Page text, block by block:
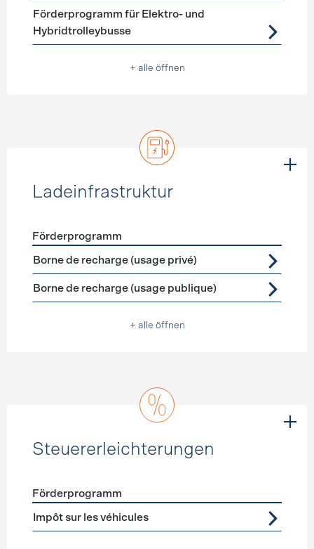
Förderprogramm für Elektro- und
Hybridtrolleybusse
+ alle öffnen
Ladeinfrastruktur
Förderprogramme Ladeinfrastruktur
Förderprogramm
Borne de recharge (usage privé)
Borne de recharge (usage publique)
+ alle öffnen
Steuererleichterungen
Förderprogramme Steuererleichterungen
Förderprogramm
Impôt sur les véhicules